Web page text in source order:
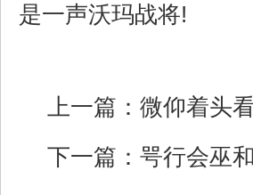
是一声沃玛战将!
上一篇： 微仰着头
下一篇： 咢行会巫